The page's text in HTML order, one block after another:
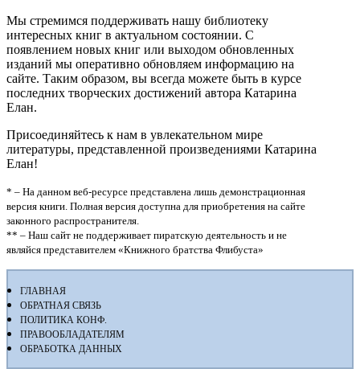
Мы стремимся поддерживать нашу библиотеку
интересных книг в актуальном состоянии. С
появлением новых книг или выходом обновленных
изданий мы оперативно обновляем информацию на
сайте. Таким образом, вы всегда можете быть в курсе
последних творческих достижений автора Катарина
Елан.
Присоединяйтесь к нам в увлекательном мире
литературы, представленной произведениями Катарина
Елан!
* – На данном веб-ресурсе представлена лишь демонстрационная
версия книги. Полная версия доступна для приобретения на сайте
законного распространителя.
** – Наш сайт не поддерживает пиратскую деятельность и не
являйся представителем «Книжного братства Флибуста»
ГЛАВНАЯ
ОБРАТНАЯ СВЯЗЬ
ПОЛИТИКА КОНФ.
ПРАВООБЛАДАТЕЛЯМ
ОБРАБОТКА ДАННЫХ